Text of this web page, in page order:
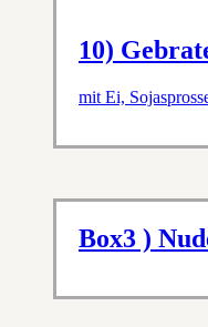
10)
mit Ei,
Box3 )